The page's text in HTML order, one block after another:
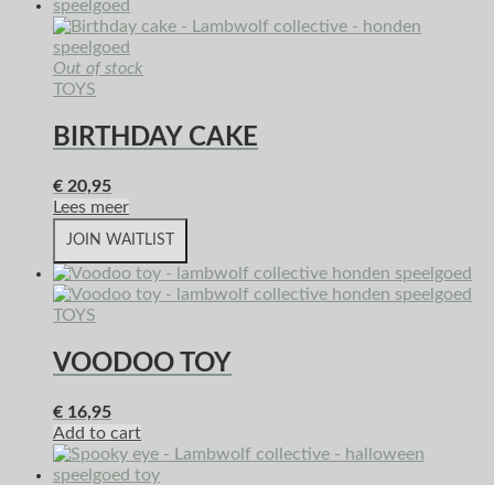
Out of stock
TOYS
BIRTHDAY CAKE
€ 20,95
Lees meer
JOIN WAITLIST
TOYS
VOODOO TOY
€ 16,95
Add to cart